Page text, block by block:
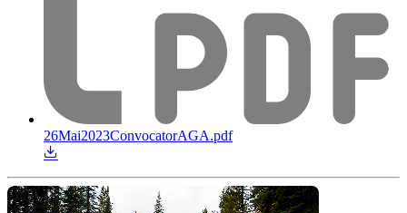
26Mai2023ConvocatorAGA.pdf